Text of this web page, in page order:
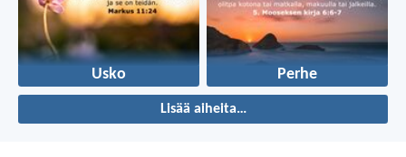
Usko Perhe
Lisää aiheita…